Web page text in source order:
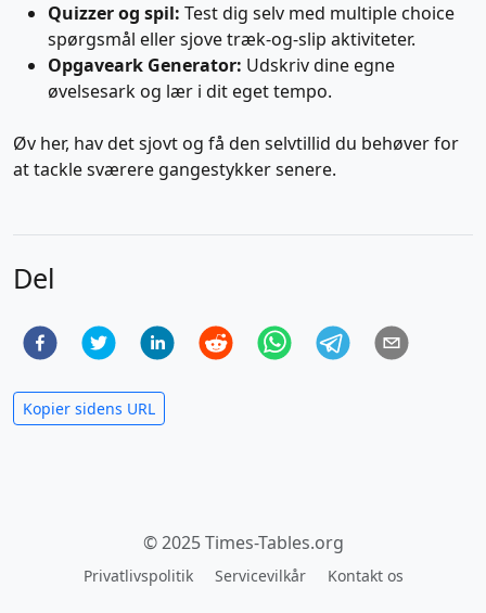
Quizzer og spil: Test dig selv med multiple choice
spørgsmål eller sjove træk-og-slip aktiviteter.
Opgaveark Generator: Udskriv dine egne
øvelsesark og lær i dit eget tempo.
Øv her, hav det sjovt og få den selvtillid du behøver for
at tackle sværere gangestykker senere.
Del
Kopier sidens URL
© 2025 Times-Tables.org
Privatlivspolitik Servicevilkår Kontakt os